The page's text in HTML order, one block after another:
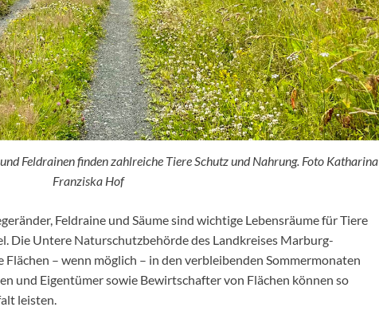
Feldrainen finden zahlreiche Tiere Schutz und Nahrung. Foto Katharina
Franziska Hof
Feldraine und Säume sind wichtige Lebensräume für Tiere
Die Untere Naturschutzbehörde des Landkreises Marburg-
– wenn möglich – in den verbleibenden Sommermonaten
und Eigentümer sowie Bewirtschafter von Flächen können so
leisten.